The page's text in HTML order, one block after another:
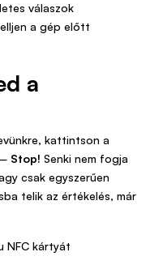
válaszok
a gép előtt
a
kattintson a
Stop! Senki nem fogja
csak egyszerűen
telik az értékelés, már